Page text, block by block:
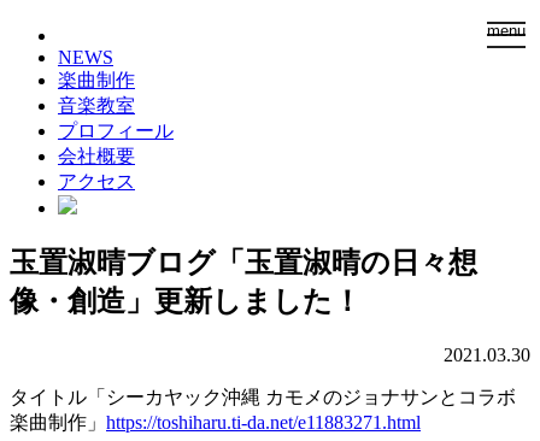
menu
NEWS
楽曲制作
音楽教室
プロフィール
会社概要
アクセス
玉置淑晴ブログ「玉置淑晴の日々想
像・創造」更新しました！
2021.03.30
タイトル「シーカヤック沖縄 カモメのジョナサンとコラボ
楽曲制作」 https://toshiharu.ti-da.net/e11883271.html